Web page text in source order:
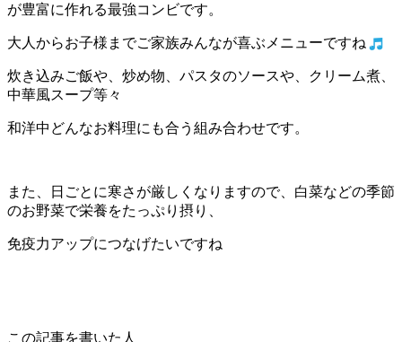
が豊富に作れる最強コンビです。
大人からお子様までご家族みんなが喜ぶメニューですね
炊き込みご飯や、炒め物、パスタのソースや、クリーム煮、
中華風スープ等々
和洋中どんなお料理にも合う組み合わせです。
また、日ごとに寒さが厳しくなりますので、白菜などの季節
のお野菜で栄養をたっぷり摂り、
免疫力アップにつなげたいですね
この記事を書いた人